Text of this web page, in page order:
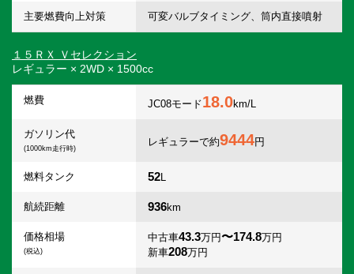
主要燃費向上対策 可変バルブタイミング、筒内直接噴射
１５ＲＸ Ｖセレクション
レギュラー × 2WD × 1500cc
燃費 JC08モード18.0km/L
ガソリン代
(1000km走行時)
レギュラーで約9444円
燃料タンク 52L
航続距離 936km
価格相場
(税込)
中古車43.3万円〜174.8万円
新車208万円